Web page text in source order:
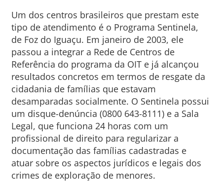
Um dos centros brasileiros que prestam este
tipo de atendimento é o Programa Sentinela,
de Foz do Iguaçu. Em janeiro de 2003, ele
passou a integrar a Rede de Centros de
Referência do programa da OIT e já alcançou
resultados concretos em termos de resgate da
cidadania de famílias que estavam
desamparadas socialmente. O Sentinela possui
um disque-denúncia (0800 643-8111) e a Sala
Legal, que funciona 24 horas com um
profissional de direito para regularizar a
documentação das famílias cadastradas e
atuar sobre os aspectos jurídicos e legais dos
crimes de exploração de menores.